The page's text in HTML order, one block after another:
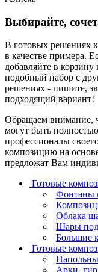
Выбирайте,
В готовых решениях
в качестве примера.
добавляйте в
подобный набор с
решениях - пишите,
подходящий вариант!
Обращаем внимание,
могут быть
профессионалы
композицию на
предложат Вам
Готовые
Фонтаны
Облака
Шары под
Большие
Готовые